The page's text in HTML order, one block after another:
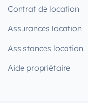
Contrat de location
Assurances location
Assistances location
Aide propriétaire